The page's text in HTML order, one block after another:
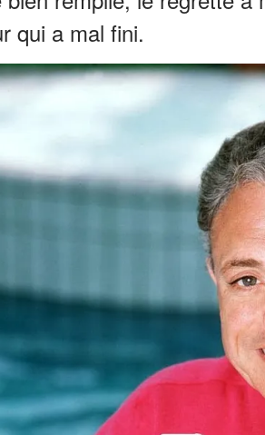
qui a mal fini.